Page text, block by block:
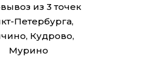
из 3 точек
Петербурга,
Кудрово,
Мурино